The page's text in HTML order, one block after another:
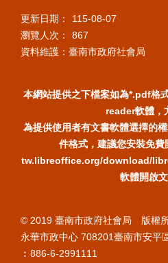
更新日期：
115-08-07
瀏覽人次：
867
資料維護：臺南市政府社會局
本網站提供之下檔案如為*.pdf格
reader軟體，
為提供使用者有文書軟體選擇的
件格式，建議您安裝免
tw.libreoffice.org/download/
軟體開啟文
© 2019 臺南市政府社會局 版權
永華市政中心 708201臺南市安平
︰886-6-2991111